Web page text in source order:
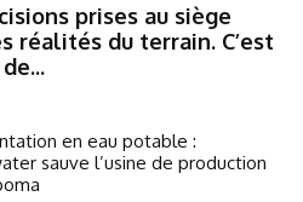
prises au siège
réalités du terrain. C’est
en eau potable :
sauve l’usine de production